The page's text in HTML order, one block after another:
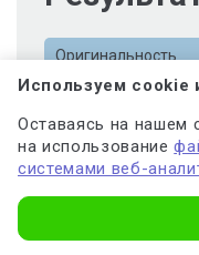
Оригинальность
Совпадения
Цитирования
ИИ-контент
Используем cookie
Оставаясь на нашем
на использование
системами веб-